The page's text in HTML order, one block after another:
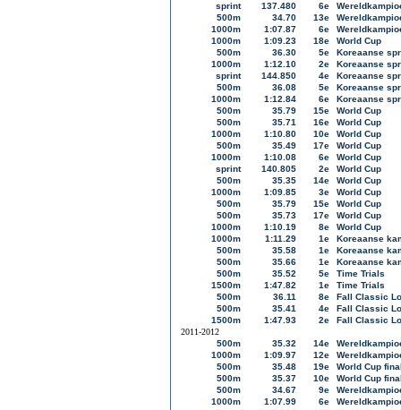
sprint
137.480 6e
500m
34.70 13e
1000m
1:07.87 6e
1000m
1:09.23 18e
World Cup
500m
36.30 5e
Koreaanse
1000m
1:12.10 2e
Koreaanse
sprint
144.850 4e
Koreaanse
500m
36.08 5e
Koreaanse
1000m
1:12.84 6e
Koreaanse
500m
35.79 15e
World Cup
500m
35.71 16e
World Cup
1000m
1:10.80 10e
World Cup
500m
35.49 17e
World Cup
1000m
1:10.08 6e
World Cup
sprint
140.805 2e
World Cup
500m
35.35 14e
World Cup
1000m
1:09.85 3e
World Cup
500m
35.79 15e
World Cup
500m
35.73 17e
World Cup
1000m
1:10.19 8e
World Cup
1000m
1:11.29 1e
Koreaanse
500m
35.58 1e
Koreaanse
500m
35.66 1e
Koreaanse
500m
35.52 5e
Time Trials
1500m
1:47.82 1e
Time Trials
500m
36.11 8e
Fall Classic
500m
35.41 4e
Fall Classic
1500m
1:47.93 2e
Fall Classic
2011-2012
500m
35.32 14e
1000m
1:09.97 12e
500m
35.48 19e
World Cup
500m
35.37 10e
World Cup
500m
34.67 9e
1000m
1:07.99 6e